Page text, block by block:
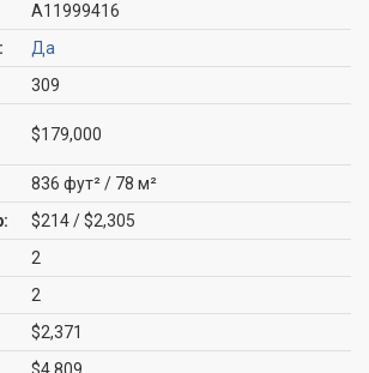
A11999416
Да
309
$179,000
836 фут² / 78 м²
$214 / $2,305
2
2
$2,371